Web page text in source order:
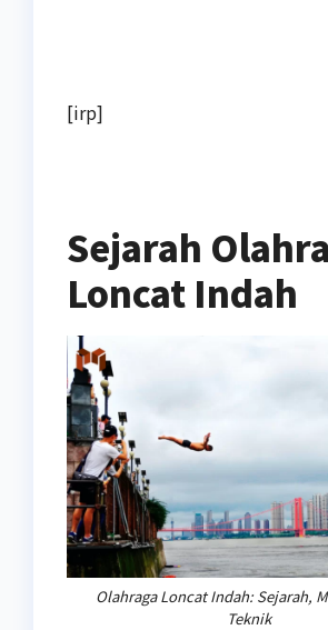
[irp]
Sejarah
Loncat Indah
Olahraga Loncat Indah: Sejarah,
Teknik